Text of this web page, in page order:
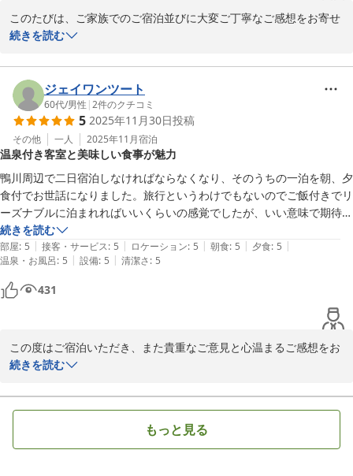
今回頂戴したご意見を真摯に受け止め、より快適で心地よい滞在を
いです。
この度は誠にありがとうございました。
ＭＡＫＡＩ ＫＡＭＯＧＡＷＡ ＲＥＳＯＲＴ
2026-01-02
ート（ファミレスの1.5倍のボリューム）
味は大満足だったのですが8歳には少々多く、またエビチリの辛さやわ
さび付きのお刺身などご注意されたほうが良いかもしれません。
これだけははっきりお伝えしまずが、食事は大変美味しかったです。た
だ大人向けだったかな？と。気になる人は予約前に伝えるのがよいかも
しれません。
総評としては大変素晴らしかったです。再訪ありです。
追伸、上着を忘れてしまい着払いでの配送を依頼した所、翌日の午前に
は宅急便で届けていただきました（東京）。素早い対応ありがとうござ
いました。また申し訳ありませんでした。
このたびは、ご家族でのご宿泊並びに大変ご丁寧なご感想をお寄せ
いただき誠にありがとうございます。
ております。
一方で、施設環境に関するご指摘及びお子様のお食事内容につきま
して、配慮が十分でなかった点につき、心よりお詫び申し上げま
す。
今後、より一層皆様にご満足いただける滞在をご提供できるよう、
ご意見に関する改善を含め精進してまいる所存です。
またご家族皆さまでお越しいただける日を、従業員一同心よりお待
ち申し上げております。
ＭＡＫＡＩ ＫＡＭＯＧＡＷＡ ＲＥＳＯＲＴ
続きを読む
ジェイワンツート
60代/男性 |2件のクチコミ
5 2025年11月30日投稿
その他 一人 2025年11月宿泊
温泉付き客室と美味しい食事が魅力
鴨川周辺で二日宿泊しなければならなくなり、そのうちの一泊を朝、夕
食付でお世話になりました。旅行というわけでもないのでご飯付きでリ
ーズナブルに泊まれればいいくらいの感覚でしたが、いい意味で期待を
裏切ってくれました。部屋は温泉付きで、何より綺麗に保たれている印
象、夕食は食べきれないくらいで、お肉も美味しかった。敢えて言うな
らあわびが熱々だと嬉しかったです。機会があればまた利用させてもら
います。
続きを読む
部屋: 5 | 接客・サービス: 5 | ロケーション: 5 | 朝食: 5 | 夕食: 5 |
温泉・お風呂: 5 | 設備: 5 | 清潔さ: 5
431
この度はご宿泊いただき、また貴重なご意見と心温まるご感想をお
寄せ下さり誠にありがとうございます。
ります。
是非、またお会いできることをスタッフ一同心よりお待ちしており
続きを読む
もっと見る